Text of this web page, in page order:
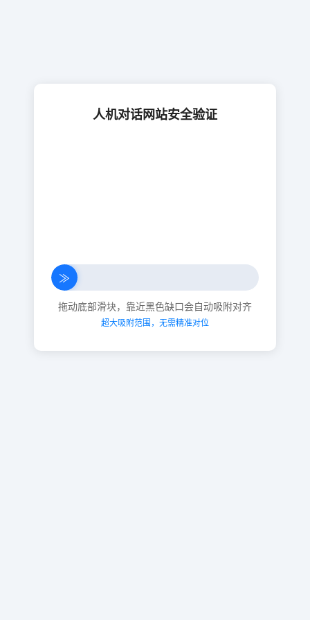
人机对话网站安全验证
≫
拖动底部滑块，靠近黑色缺口会自动吸附对齐
超大吸附范围，无需精准对位